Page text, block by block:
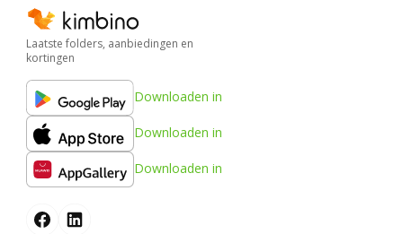
Laatste folders, aanbiedingen en
kortingen
Downloaden in
Downloaden in
Downloaden in